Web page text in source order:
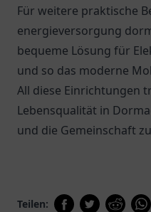
Für weitere praktische
energieversorgung
bequeme Lösung für
und so das moderne
All diese Einrichtungen
Lebensqualität in
und die Gemeinschaft
Teilen: